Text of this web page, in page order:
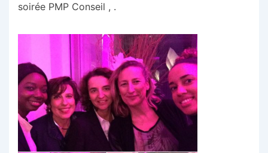
soirée PMP Conseil , .